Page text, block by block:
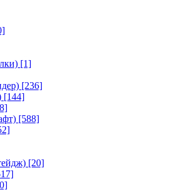
[1]
[236]
[144]
[588]
[20]